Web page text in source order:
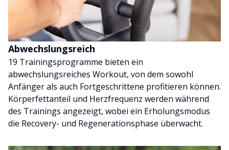
Abwechslungsreich
19 Trainingsprogramme bieten ein
abwechslungsreiches Workout, von dem sowohl
Anfänger als auch Fortgeschrittene profitieren können.
Körperfettanteil und Herzfrequenz werden während
des Trainings angezeigt, wobei ein Erholungsmodus
die Recovery- und Regenerationsphase überwacht.